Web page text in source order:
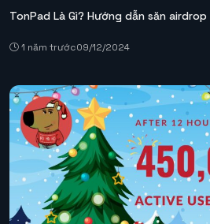
TonPad Là Gì? Hướng dẫn săn
1 năm trước09/12/2024